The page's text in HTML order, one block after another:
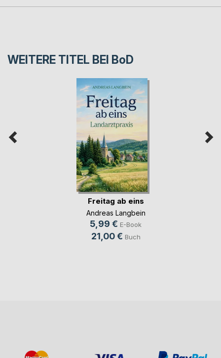
WEITERE TITEL BEI BoD
Freitag ab eins
Andreas Langbein
5,99 € E-Book
21,00 € Buch